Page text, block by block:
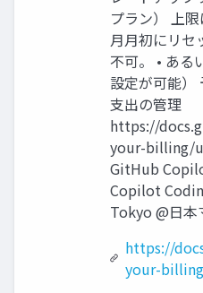
プラン） 上
月月初にリセ
不可。 • ある
設定が可能）
支出の管理
https://
your-billing/
GitHub
Copilot
Tokyo @日本
https://
your-